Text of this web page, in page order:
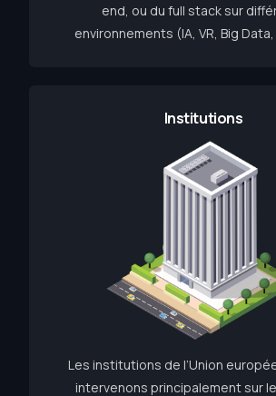
end, ou du full stack sur
environnements (IA, VR, Big
Institutions
Les institutions de l’Union
intervenons principalement sur